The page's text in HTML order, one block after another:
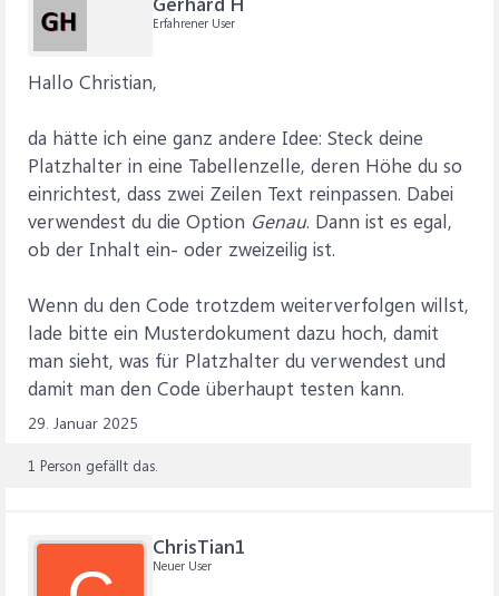
Erfahrener User
Hallo Christian,
da hätte ich eine ganz andere Idee: Steck deine
Platzhalter in eine Tabellenzelle, deren Höhe du so
einrichtest, dass zwei Zeilen Text reinpassen. Dabei
verwendest du die Option Genau. Dann ist es egal,
ob der Inhalt ein- oder zweizeilig ist.
Wenn du den Code trotzdem weiterverfolgen willst,
lade bitte ein Musterdokument dazu hoch, damit
man sieht, was für Platzhalter du verwendest und
damit man den Code überhaupt testen kann.
29. Januar 2025
1 Person gefällt das.
ChrisTian1
Neuer User